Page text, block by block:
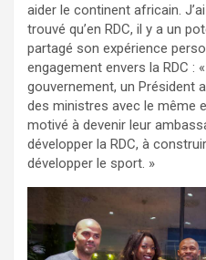
aider le continent africain.
trouvé qu’en RDC, il y a un
partagé son expérience
engagement envers la RDC :
gouvernement, un Président
des ministres avec le même
motivé à devenir leur
développer la RDC, à
développer le sport. »